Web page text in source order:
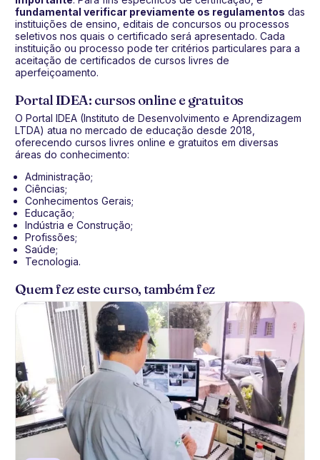
fundamental verificar previamente os regulamentos das
instituições de ensino, editais de concursos ou processos
seletivos nos quais o certificado será apresentado. Cada
instituição ou processo pode ter critérios particulares para a
aceitação de certificados de cursos livres de
aperfeiçoamento.
Portal IDEA: cursos online e gratuitos
O Portal IDEA (Instituto de Desenvolvimento e Aprendizagem
LTDA) atua no mercado de educação desde 2018,
oferecendo cursos livres online e gratuitos em diversas
áreas do conhecimento:
Administração;
Ciências;
Conhecimentos Gerais;
Educação;
Indústria e Construção;
Profissões;
Saúde;
Tecnologia.
Quem fez este curso, também fez